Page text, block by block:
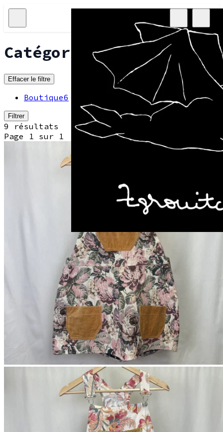
Catégories
Effacer le filtre
Boutique6
Filtrer
9 résultats
Page 1 sur 1